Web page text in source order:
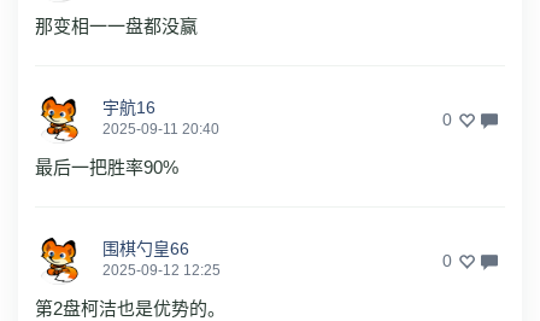
那变相一一盘都没赢
宇航16
2025-09-11 20:40 0
最后一把胜率90%
围棋勺皇66
2025-09-12 12:25 0
第2盘柯洁也是优势的。